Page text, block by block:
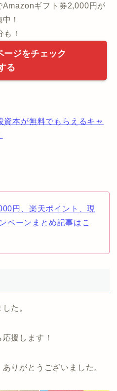
Amazonギフト券2,000円が
！
！
ージをチェック
る
資本が無料でもらえるキャ
円、楽天ポイント、現
ペーンまとめ記事はこ
た。
援します！
りがとうございました。